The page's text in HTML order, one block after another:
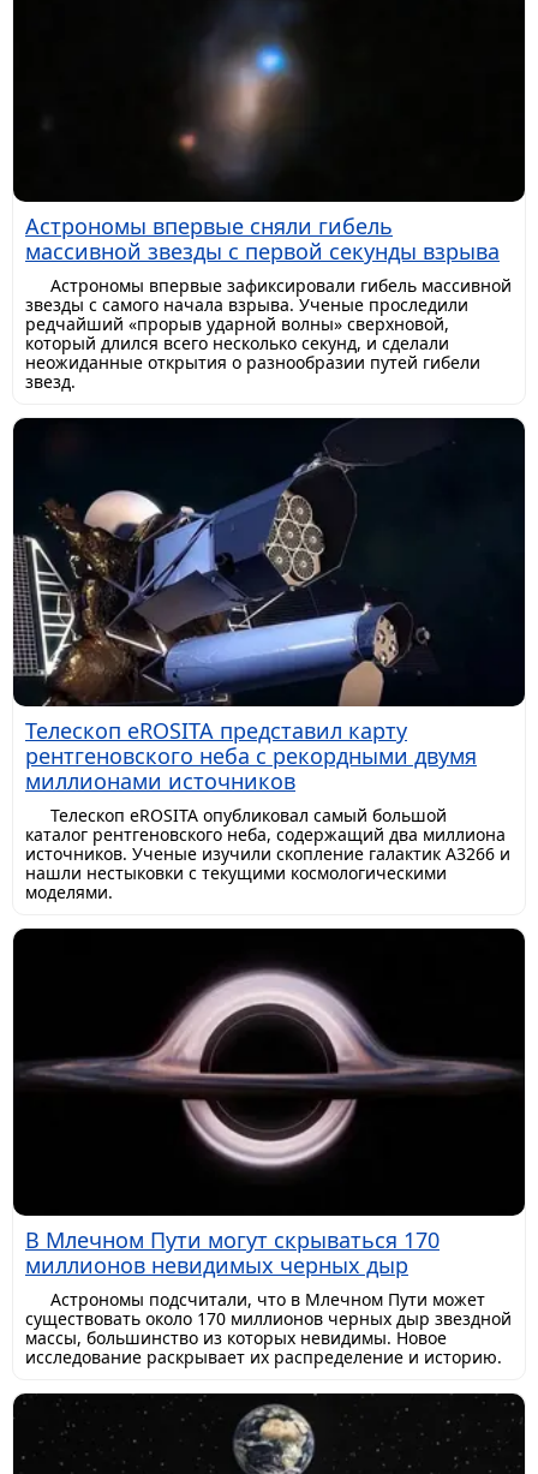
Астрономы впервые сняли гибель
массивной звезды с первой секунды взрыва
Астрономы впервые зафиксировали гибель массивной
звезды с самого начала взрыва. Ученые проследили
редчайший «прорыв ударной волны» сверхновой,
который длился всего несколько секунд, и сделали
неожиданные открытия о разнообразии путей гибели
звезд.
Телескоп eROSITA представил карту
рентгеновского неба с рекордными двумя
миллионами источников
Телескоп eROSITA опубликовал самый большой
каталог рентгеновского неба, содержащий два миллиона
источников. Ученые изучили скопление галактик A3266 и
нашли нестыковки с текущими космологическими
моделями.
В Млечном Пути могут скрываться 170
миллионов невидимых черных дыр
Астрономы подсчитали, что в Млечном Пути может
существовать около 170 миллионов черных дыр звездной
массы, большинство из которых невидимы. Новое
исследование раскрывает их распределение и историю.